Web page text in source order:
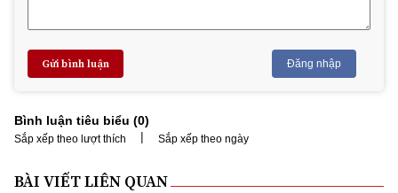
Gửi bình luận Đăng nhập
Bình luận tiêu biểu (0)
Sắp xếp theo lượt thích | Sắp xếp theo ngày
BÀI VIẾT LIÊN QUAN